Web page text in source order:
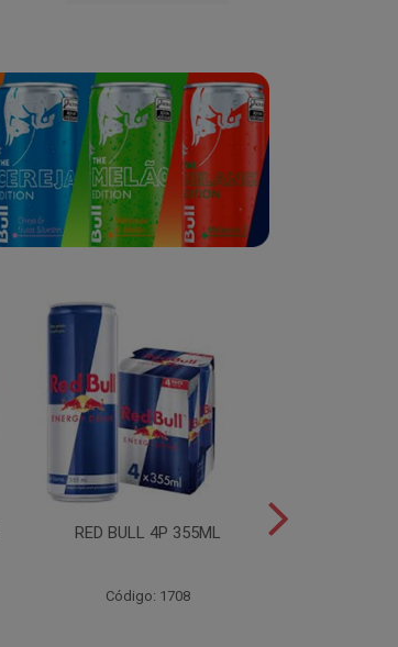
RED BULL 4P 355ML
Código: 1708